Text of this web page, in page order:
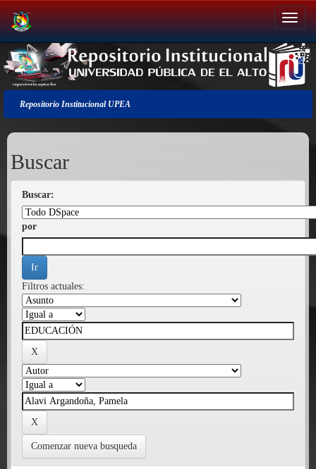
Salir
de
la
navegación
Repositorio Institucional UPEA
Buscar
Buscar:
por
Filtros actuales:
Comenzar nueva busqueda